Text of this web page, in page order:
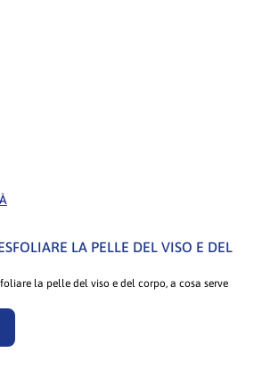
LA PELLE DEL VISO E DEL
la pelle del viso e del corpo, a cosa serve